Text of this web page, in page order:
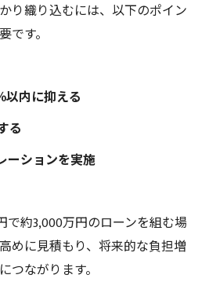
り織り込むには、以下のポイン
です。
以内に抑える
る
ーションを実施
約3,000万円のローンを組む場
めに見積もり、将来的な負担増
つながります。